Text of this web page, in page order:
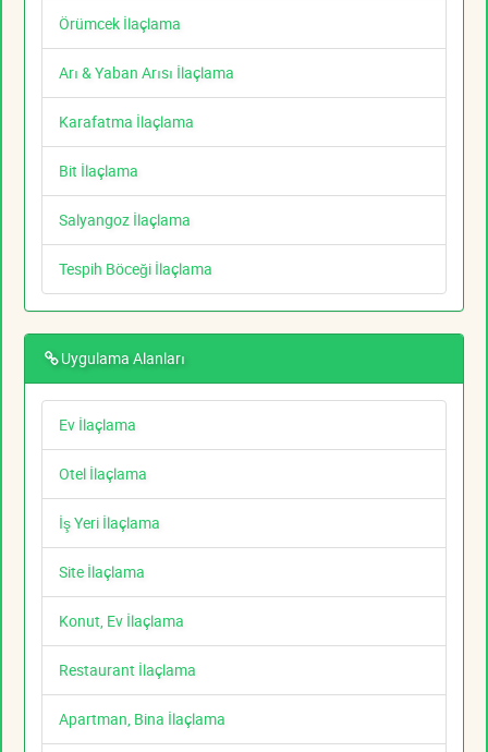
Örümcek İlaçlama
Arı & Yaban Arısı İlaçlama
Karafatma İlaçlama
Bit İlaçlama
Salyangoz İlaçlama
Tespih Böceği İlaçlama
Uygulama Alanları
Ev İlaçlama
Otel İlaçlama
İş Yeri İlaçlama
Site İlaçlama
Konut, Ev İlaçlama
Restaurant İlaçlama
Apartman, Bina İlaçlama